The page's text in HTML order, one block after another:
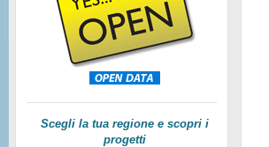
Scegli la tua regione e scopri i
progetti